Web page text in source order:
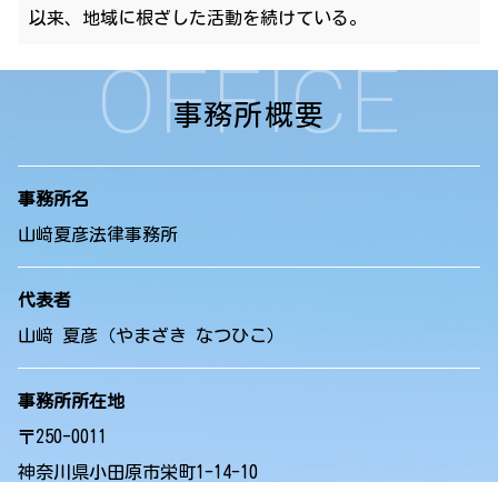
以来、地域に根ざした活動を続けている。
OFFICE
事務所概要
事務所名
山﨑夏彦法律事務所
代表者
山﨑 夏彦（やまざき なつひこ）
事務所所在地
〒250-0011
神奈川県小田原市栄町1-14-10